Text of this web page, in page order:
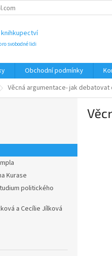
svobodné lidi
Obchodní podmínky
Věcná argumentace- jak debatovat
Kurase
politického
a Cecílie Jílková